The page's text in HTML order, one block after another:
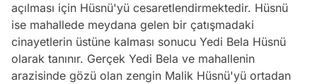
açılması için Hüsnü'yü cesaretlendirmektedir. Hüsnü
ise mahallede meydana gelen bir çatışmadaki
cinayetlerin üstüne kalması sonucu Yedi Bela Hüsnü
olarak tanınır. Gerçek Yedi Bela ve mahallenin
arazisinde gözü olan zengin Malik Hüsnü'yü ortadan